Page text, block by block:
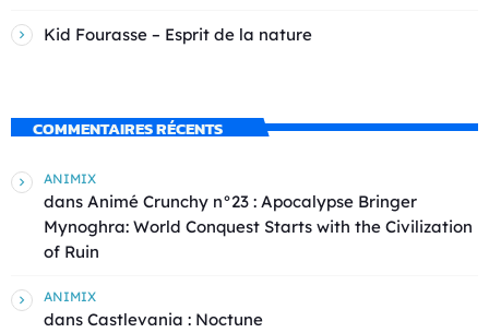
Kid Fourasse – Esprit de la nature
COMMENTAIRES RÉCENTS
ANIMIX
dans Animé Crunchy n°23 : Apocalypse Bringer
Mynoghra: World Conquest Starts with the Civilization
of Ruin
ANIMIX
dans Castlevania : Noctune